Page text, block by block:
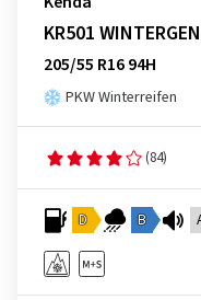
KR501
205/55 R16 94H
PKW Winterreifen
(84)
D B